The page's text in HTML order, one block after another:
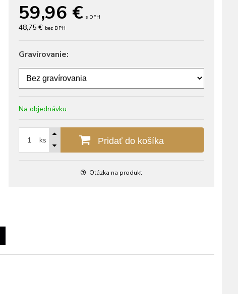
59,96 € s DPH
48,75 € bez DPH
Gravírovanie:
Na objednávku
ks Pridať do košíka
Otázka na produkt